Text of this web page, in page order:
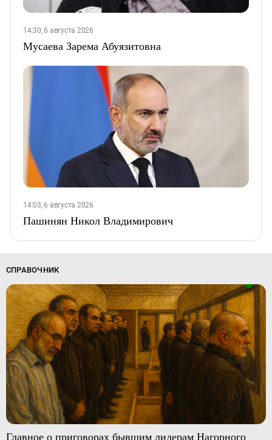
14:30, 6 августа 2026
Мусаева Зарема Абуязитовна
14:03, 6 августа 2026
Пашинян Никол Владимирович
СПРАВОЧНИК
Главное о приговорах бывшим лидерам Нагорного